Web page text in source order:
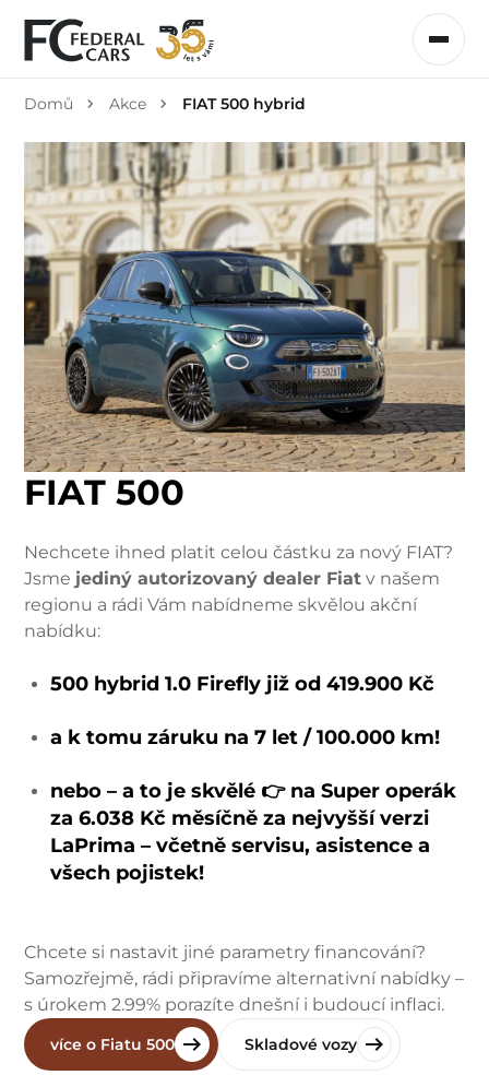
Domů Akce FIAT 500 hybrid
FIAT 500
Nechcete ihned platit celou částku za nový FIAT?
Jsme jediný autorizovaný dealer Fiat v našem
regionu a rádi Vám nabídneme skvělou akční
nabídku:
500 hybrid 1.0 Firefly již od 419.900 Kč
a k tomu záruku na 7 let / 100.000 km!
nebo – a to je skvělé 👉 na Super operák
za 6.038 Kč měsíčně za nejvyšší verzi
LaPrima – včetně servisu, asistence a
všech pojistek!
Chcete si nastavit jiné parametry financování?
Samozřejmě, rádi připravíme alternativní nabídky –
s úrokem 2.99% porazíte dnešní i budoucí inflaci.
více o Fiatu 500 Skladové vozy